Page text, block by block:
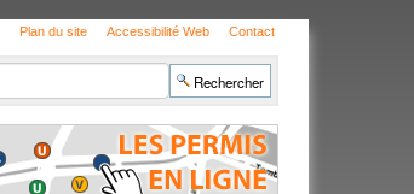
Plan du site Accessibilité Web Contact